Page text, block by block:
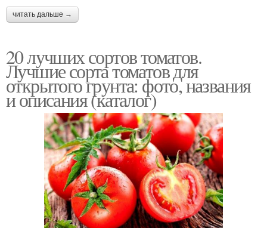
читать дальше →
20 лучших сортов томатов.
Лучшие сорта томатов для
открытого грунта: фото, названия
и описания (каталог)